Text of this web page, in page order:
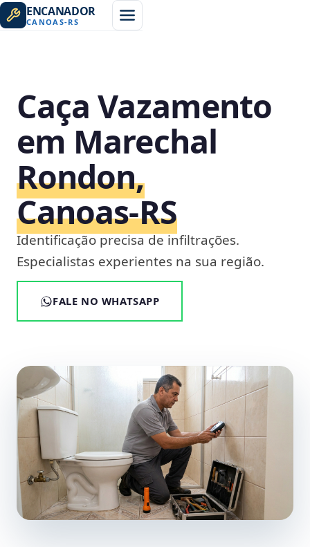
ENCANADOR
CANOAS-RS
Caça Vazamento
em Marechal
Rondon,
Canoas‑RS
Identificação precisa de infiltrações.
Especialistas experientes na sua região.
FALE NO WHATSAPP